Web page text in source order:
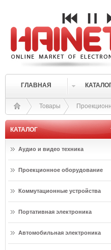
ГЛАВНАЯ
Товары
КАТАЛОГ
Аудио и видео техника
Проекционное оборудование
Коммутационные устройства
Портативная электроника
Автомобильная электроника